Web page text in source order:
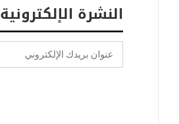
النشرة الإلكترونية